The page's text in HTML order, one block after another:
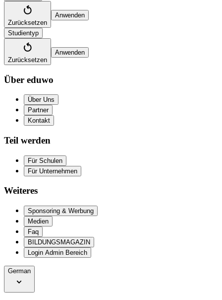
Zurücksetzen
Anwenden
Studientyp
Zurücksetzen
Anwenden
Über eduwo
Über Uns
Partner
Kontakt
Teil werden
Für Schulen
Für Unternehmen
Weiteres
Sponsoring & Werbung
Medien
Faq
BILDUNGSMAGAZIN
Login Admin Bereich
German